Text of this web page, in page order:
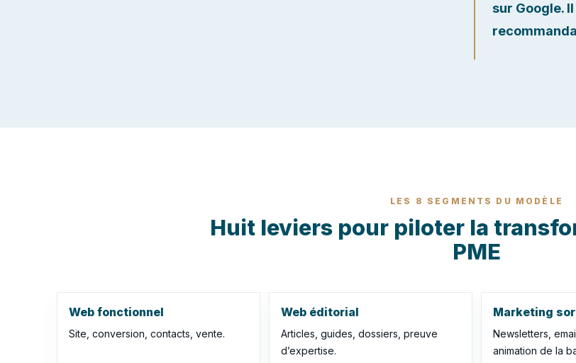
sur Google.
LES 8 SEGMENTS DU MODÈLE
Huit leviers pour piloter la
PME
Web fonctionnel
Site, conversion, contacts, vente.
Web éditorial
Articles, guides, dossiers, preuve
d’expertise.
Marketing
Newsletters,
animation de la